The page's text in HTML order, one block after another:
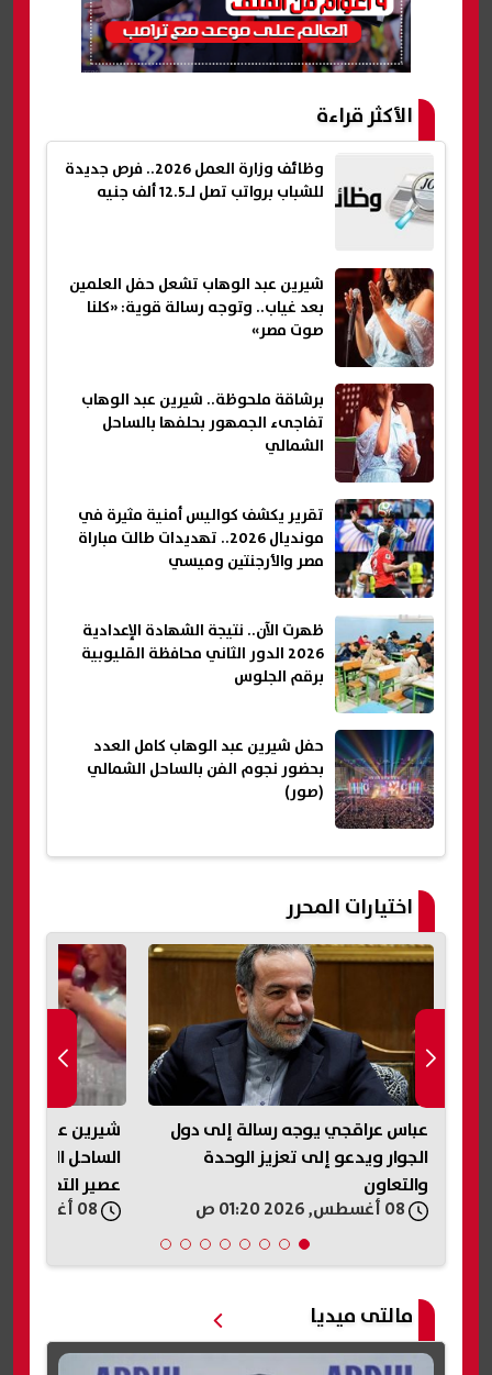
الأكثر قراءة
وظائف وزارة العمل 2026.. فرص جديدة
للشباب برواتب تصل لـ12.5 ألف جنيه
شيرين عبد الوهاب تشعل حفل العلمين
بعد غياب.. وتوجه رسالة قوية: «كلنا
صوت مصر»
برشاقة ملحوظة.. شيرين عبد الوهاب
تفاجىء الجمهور بحلفها بالساحل
الشمالي
تقرير يكشف كواليس أمنية مثيرة في
مونديال 2026.. تهديدات طالت مباراة
مصر والأرجنتين وميسي
ظهرت الآن.. نتيجة الشهادة الإعدادية
2026 الدور الثاني محافظة القليوبية
برقم الجلوس
حفل شيرين عبد الوهاب كامل العدد
بحضور نجوم الفن بالساحل الشمالي
(صور)
اختيارات المحرر
عباس عراقجي يوجه رسالة إلى دول
الجوار ويدعو إلى تعزيز الوحدة
والتعاون
شيرين عبد
الساحل
عصير التفاح
تانية؟»
مالتى ميديا